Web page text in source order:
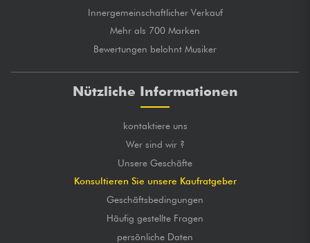
Innergemeinschaftlicher Verkauf
Mehr als 700 Marken
Bewertungen belohnt Musiker
Nützliche Informationen
kontaktiere uns
Wer sind wir ?
Unsere Geschäfte
Konsultieren Sie unsere Kaufratgeber
Geschäftsbedingungen
Häufig gestellte Fragen
persönliche Daten